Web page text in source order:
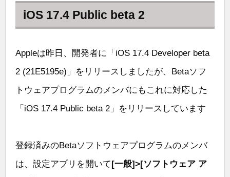
iOS 17.4 Public beta 2
Appleは昨日、開発者に「iOS 17.4 Developer beta
2 (21E5195e)」をリリースしましたが、Betaソフ
トウェアプログラムのメンバにもこれに対応した
「iOS 17.4 Public beta 2」をリリースしています
登録済みのBetaソフトウェアプログラムのメンバ
は、設定アプリを開いて [一般]>[ソフトウェア ア